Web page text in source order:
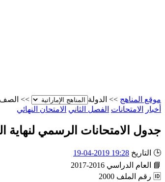
موقع المناهج >> الدولة >> الصف
أخبار
الامتحانات الفصل الثاني الامتحان النهائي
جدول الامتحانات الرسمي
🕒 التاريخ 19:28 2019-04-19
📘
العام الدراسي 2016-2017
🆔 رقم الملف 2000